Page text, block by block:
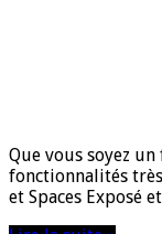
Que vous soyez
fonctionnalités
et Spaces Exposé